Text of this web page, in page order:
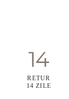
RETUR
14 ZILE